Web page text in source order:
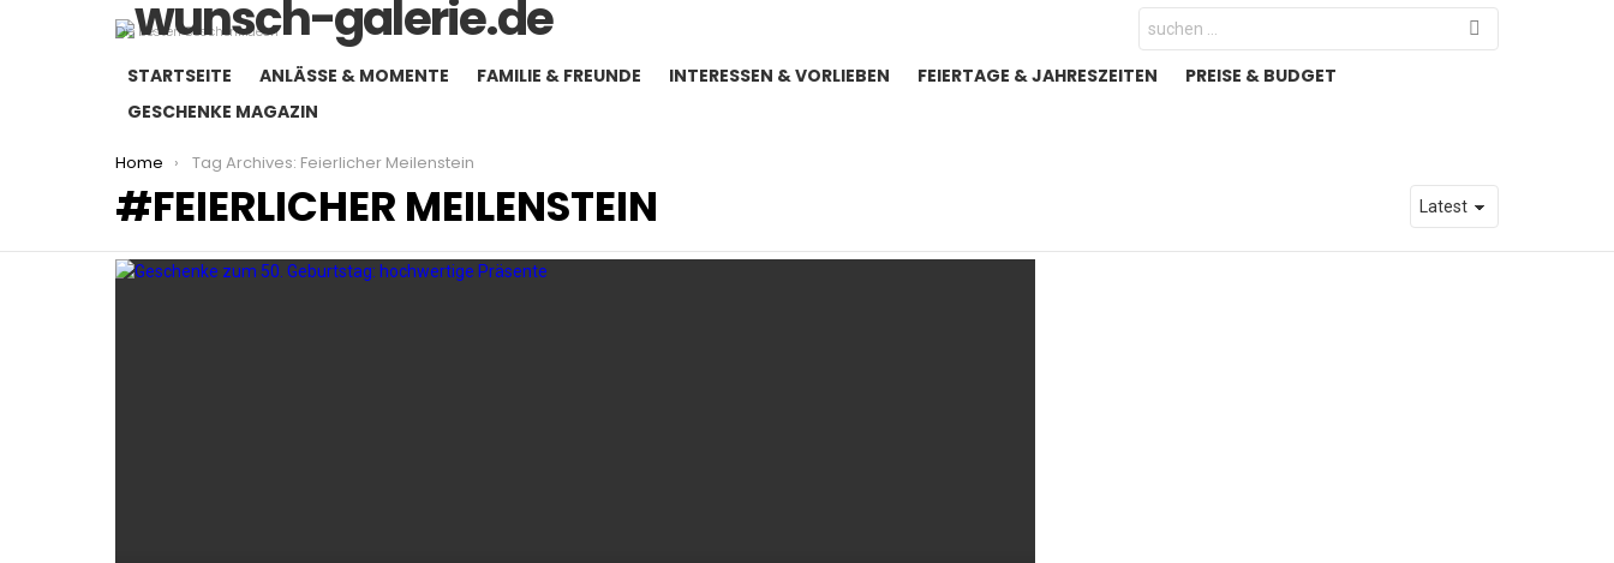
Die besten Geschenkideen
Search
for:
STARTSEITE ANLÄSSE & MOMENTE FAMILIE & FREUNDE INTERESSEN & VORLIEBEN FEIERTAGE & JAHRESZEITEN
PREISE & BUDGET
GESCHENKE MAGAZIN
You are here:
Home Tag Archives: Feierlicher Meilenstein
FEIERLICHER MEILENSTEIN
LATEST